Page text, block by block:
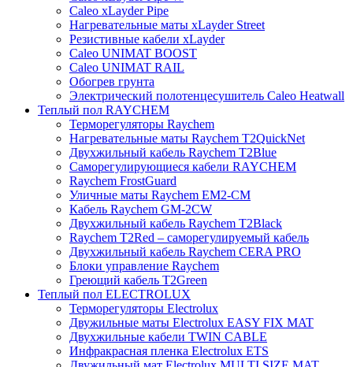
Caleo xLayder Pipe
Нагревательные маты xLayder Street
Резистивные кабели xLayder
Caleo UNIMAT BOOST
Caleo UNIMAT RAIL
Обогрев грунта
Электрический полотенцесушитель Caleo Heatwall
Теплый пол RAYCHEM
Терморегуляторы Raychem
Нагревательные маты Raychem T2QuickNet
Двухжильный кабель Raychem T2Blue
Саморегулирующиеся кабели RAYCHEM
Raychem FrostGuard
Уличные маты Raychem EM2-CM
Кабель Raychem GM-2CW
Двухжильный кабель Raychem T2Black
Raychem T2Red – саморегулируемый кабель
Двухжильный кабель Raychem CERA PRO
Блоки управление Raychem
Греющий кабель T2Green
Теплый пол ELECTROLUX
Терморегуляторы Electrolux
Двужильные маты Electrolux EASY FIX MAT
Двухжильные кабели TWIN CABLE
Инфракрасная пленка Electrolux ETS